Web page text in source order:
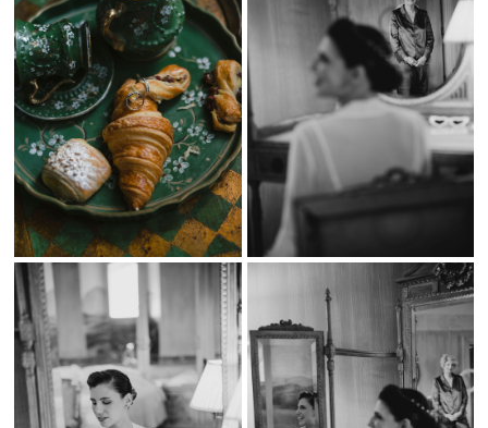
Exclusivos
Cada boda es única, y documentar su esencia es mi mayor objetivo.
Comofotógrafo de bodas en San Sebastián
, mi misión es
capturar cada emoción, cada mirada y cada detalle para
convertirlos en recuerdos inolvidables. Si buscas un reportaje
auténtico y lleno de magia, estaré encantado de acompañarte en tu
gran día.